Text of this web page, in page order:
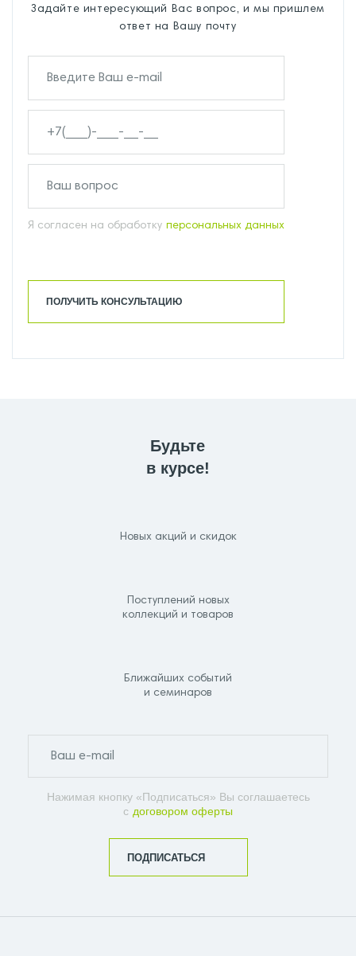
Задайте интересующий Вас вопрос, и мы пришлем
ответ на Вашу почту
Я согласен на обработку персональных данных
ПОЛУЧИТЬ КОНСУЛЬТАЦИЮ
Будьте
в курсе!
Новых акций и скидок
Поступлений новых
коллекций и товаров
Ближайших событий
и семинаров
Нажимая кнопку «Подписаться» Вы соглашаетесь
с договором оферты
ПОДПИСАТЬСЯ